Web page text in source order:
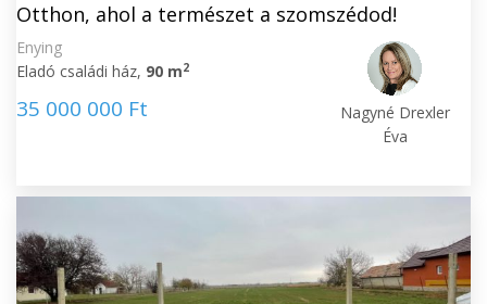
Otthon, ahol a természet a szomszédod!
Enying
Eladó családi ház, 90 m2
35 000 000 Ft
Nagyné Drexler
Éva